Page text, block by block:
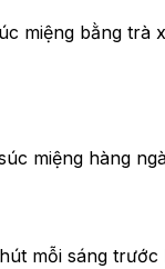
miệng bằng trà
miệng hàng
mỗi sáng